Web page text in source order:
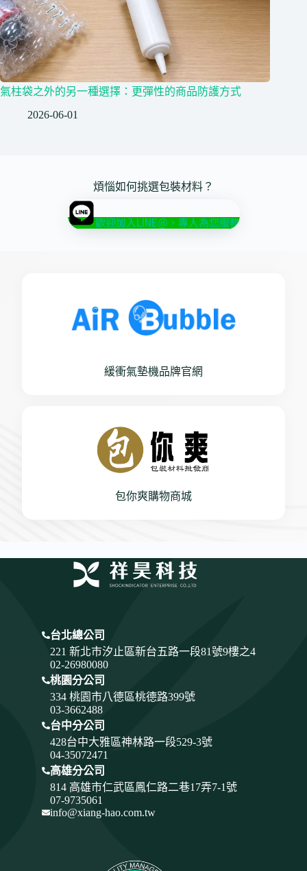
氣柱袋之外的另一種選擇：更彈性的商品防護方式
2026-06-01
煩惱如何挑選包裝材料？
歡迎加入LINE@，專人為您服務
緩衝氣墊機品牌官網
包你爽購物商城
台北總公司
221 新北市汐止區新台五路一段81號9樓之4
02-26980080
桃園分公司
334 桃園市八德區桃德路399號
03-3662488
台中分公司
428台中大雅區神林路一段529-3號
04-35072471
高雄分公司
814 高雄市仁武區鳳仁路二巷17弄7-1號
07-9735061
info@xiang-hao.com.tw